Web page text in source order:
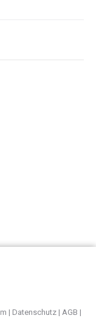
| Datenschutz | AGB |